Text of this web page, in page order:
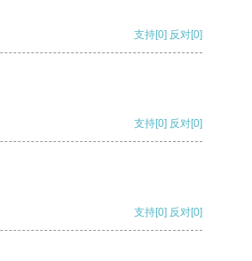
支持[0] 反对[0]
支持[0] 反对[0]
支持[0] 反对[0]